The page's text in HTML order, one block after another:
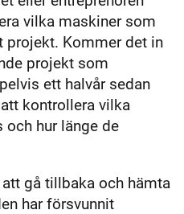
vilka maskiner som
projekt. Kommer det in
projekt som
ett halvår sedan
kontrollera vilka
och hur länge de
gå tillbaka och hämta
har försvunnit